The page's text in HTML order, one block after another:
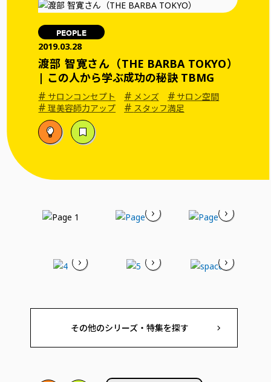
PEOPLE
2019.03.28
渡部 智寛さん（THE BARBA TOKYO）
| この人から学ぶ成功の秘訣 TBMG
# サロンコンセプト # メンズ # サロン空間
#理美容師力アップ # スタッフ満足
その他のシリーズ・特集を探す